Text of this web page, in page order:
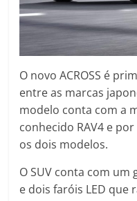
O novo ACROSS é
entre as marcas
modelo conta com a
conhecido RAV4 e
os dois modelos.
O SUV conta com um
e dois faróis LED que